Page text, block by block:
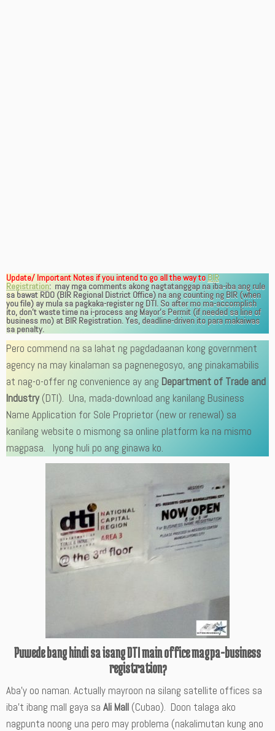
Update/ Important Notes if you intend to go all the way to BIR
Registration: may mga comments akong nagtatanggap na iba-iba ang rule
sa bawat RDO (BIR Regional District Office) na ang counting ng BIR (when
you file) ay mula sa pagkaka-register ng DTI. So after mo ma-accomplish
ito, don’t waste time na i-process ang Mayor’s Permit (if needed sa line of
business mo) at BIR Registration. Yes, deadline-driven ito para makaiwas
sa penalty.
Pero commend na sa lahat ng pagdadaanan kong government
agency na may kinalaman sa pagnenegosyo, ang pinakamabilis
at nag-o-offer ng convenience ay ang Department of Trade and
Industry(DTI). Una, mada-download ang kanilang Business
Name Application for Sole Proprietor (new or renewal) sa
kanilang website o mismong sa online platform ka na mismo
magpasa. Iyong huli po ang ginawa ko.
Puwede bang hindi sa isang DTI main office magpa-business
registration?
Aba’y oo naman. Actually mayroon na silang satellite offices sa
iba’t ibang mall gaya sa Ali Mall (Cubao). Doon talaga ako
nagpunta noong una pero may problema (nakalimutan kung ano